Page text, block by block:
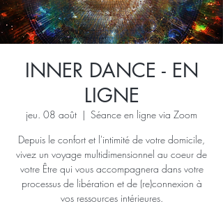
INNER DANCE - EN
LIGNE
jeu. 08 août
  |
Séance en ligne via Zoom
Depuis le confort et l'intimité de votre domicile,
vivez un voyage multidimensionnel au coeur de
votre Être qui vous accompagnera dans votre
processus de libération et de (re)connexion à
vos ressources intérieures.